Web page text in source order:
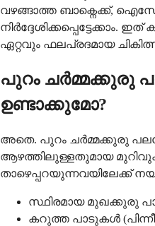
വഴങ്ങാത്ത ബാക്നെക്ക്,
നിർദ്ദേശിക്കപ്പെട്ടേക്കാം.
ഏറ്റവും ഫലപ്രദമായ
പുറം ചർമ്മക്കുരു
ഉണ്ടാക്കുമോ?
അതെ. പുറം ചർമ്മക്കുരു
ആഴത്തിലുള്ളതുമായ
താഴെപ്പറയുന്നവയിലേക്ക്
സ്ഥിരമായ മുഖക്കുരു
കറുത്ത പാടുകൾ